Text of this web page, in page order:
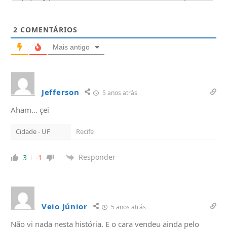
2 COMENTÁRIOS
Mais antigo
Jefferson 5 anos atrás
Aham… çei
Cidade - UF Recife
3 -1 Responder
Veio Júnior 5 anos atrás
Não vi nada nesta história. E o cara vendeu ainda pelo